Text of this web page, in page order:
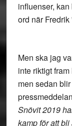
influenser,
ord när Fredrik
Men ska jag
inte riktigt
men sedan
Snövit 2019
kamp för att